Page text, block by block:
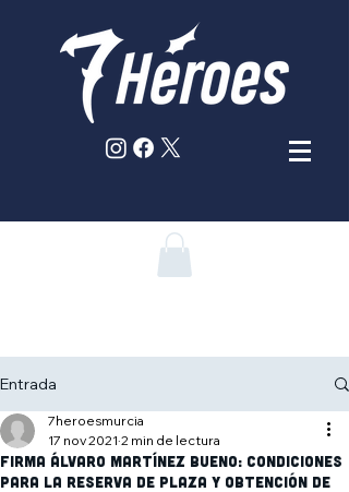
Entrada
Firma Álvaro Martínez Bueno: Condiciones
para la reserva de plaza y obtención de
7heroesmurcia
17 nov 2021 2 min de lectura